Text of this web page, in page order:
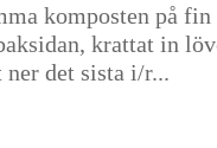
komposten på
krattat in
det sista i/r...